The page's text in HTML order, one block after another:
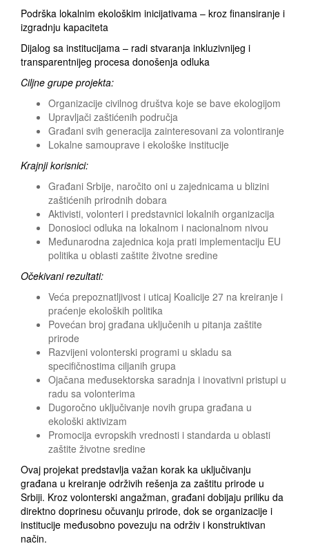
Podrška lokalnim ekološkim inicijativama – kroz finansiranje i
izgradnju kapaciteta
Dijalog sa institucijama – radi stvaranja inkluzivnijeg i
transparentnijeg procesa donošenja odluka
Ciljne grupe projekta:
Organizacije civilnog društva koje se bave ekologijom
Upravljači zaštićenih područja
Građani svih generacija zainteresovani za volontiranje
Lokalne samouprave i ekološke institucije
Krajnji korisnici:
Građani Srbije, naročito oni u zajednicama u blizini
zaštićenih prirodnih dobara
Aktivisti, volonteri i predstavnici lokalnih organizacija
Donosioci odluka na lokalnom i nacionalnom nivou
Međunarodna zajednica koja prati implementaciju EU
politika u oblasti zaštite životne sredine
Očekivani rezultati:
Veća prepoznatljivost i uticaj Koalicije 27 na kreiranje i
praćenje ekoloških politika
Povećan broj građana uključenih u pitanja zaštite
prirode
Razvijeni volonterski programi u skladu sa
specifičnostima ciljanih grupa
Ojačana međusektorska saradnja i inovativni pristupi u
radu sa volonterima
Dugoročno uključivanje novih grupa građana u
ekološki aktivizam
Promocija evropskih vrednosti i standarda u oblasti
zaštite životne sredine
Ovaj projekat predstavlja važan korak ka uključivanju
građana u kreiranje održivih rešenja za zaštitu prirode u
Srbiji. Kroz volonterski angažman, građani dobijaju priliku da
direktno doprinesu očuvanju prirode, dok se organizacije i
institucije međusobno povezuju na održiv i konstruktivan
način.